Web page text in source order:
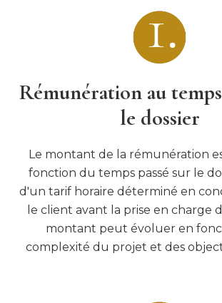
Rémunération au
le dossier
Le montant de la rémunération
fonction du temps passé sur le
d'un tarif horaire déterminé en
le client avant la prise en charge
montant peut évoluer en
complexité du projet et des